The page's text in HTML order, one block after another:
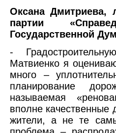
Оксана Дмитриева,
партии
Государственной
-
Матвиенко я
много –
планирование
называемая
вполне качественные
жители, а не те